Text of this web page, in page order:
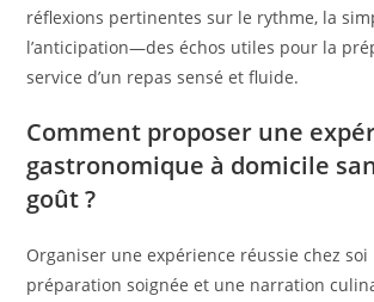
réflexions pertinentes sur le rythme, la
l’anticipation—des échos utiles pour la
service d’un repas sensé et fluide.
Comment proposer une
gastronomique à domicile
goût ?
Organiser une expérience réussie chez soi
préparation soignée et une narration